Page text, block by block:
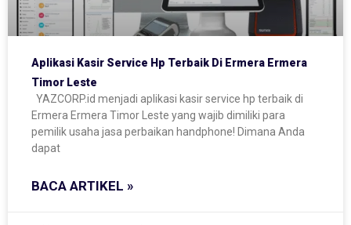
Aplikasi Kasir Service Hp Terbaik Di Ermera Ermera
Timor Leste
YAZCORP.id menjadi aplikasi kasir service hp terbaik di
Ermera Ermera Timor Leste yang wajib dimiliki para
pemilik usaha jasa perbaikan handphone! Dimana Anda
dapat
BACA ARTIKEL »